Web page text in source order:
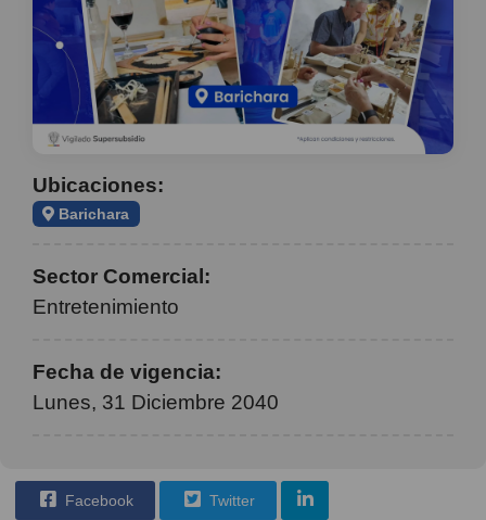
Ubicaciones:
Barichara
Sector Comercial:
Entretenimiento
Fecha de vigencia:
Lunes, 31 Diciembre 2040
Facebook Twitter